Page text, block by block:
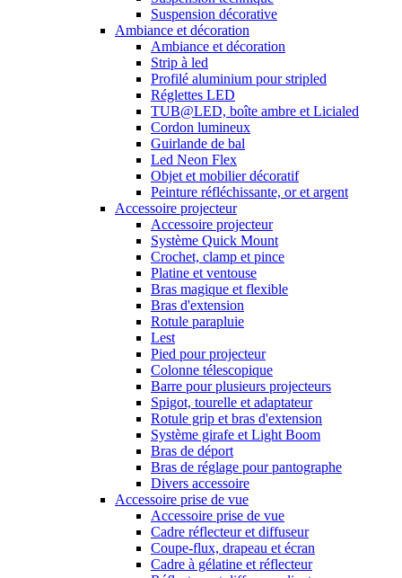
Suspension décorative
Ambiance et décoration
Ambiance et décoration
Strip à led
Profilé aluminium pour stripled
Réglettes LED
TUB@LED, boîte ambre et Licialed
Cordon lumineux
Guirlande de bal
Led Neon Flex
Objet et mobilier décoratif
Peinture réfléchissante, or et argent
Accessoire projecteur
Accessoire projecteur
Système Quick Mount
Crochet, clamp et pince
Platine et ventouse
Bras magique et flexible
Bras d'extension
Rotule parapluie
Lest
Pied pour projecteur
Colonne télescopique
Barre pour plusieurs projecteurs
Spigot, tourelle et adaptateur
Rotule grip et bras d'extension
Système girafe et Light Boom
Bras de déport
Bras de réglage pour pantographe
Divers accessoire
Accessoire prise de vue
Accessoire prise de vue
Cadre réflecteur et diffuseur
Coupe-flux, drapeau et écran
Cadre à gélatine et réflecteur